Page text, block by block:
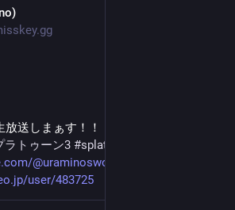
送しまぁす！！！！！
ラトゥーン3 #splatoon3
@uraminosword
user/483725